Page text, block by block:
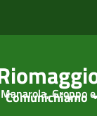
Groppo
Comunichiamo